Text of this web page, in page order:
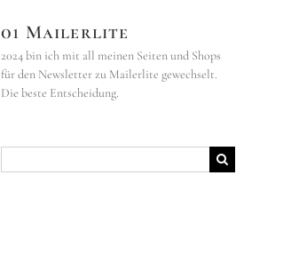
01 Mailerlite
2024 bin ich mit all meinen Seiten und Shops
für den Newsletter zu Mailerlite gewechselt.
Die beste Entscheidung.
nach: